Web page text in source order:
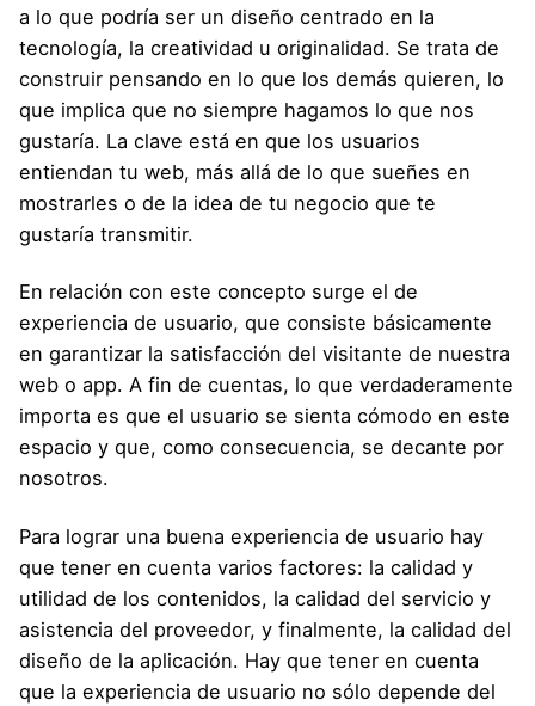
a lo que podría ser un diseño centrado en la
tecnología, la creatividad u originalidad. Se trata de
construir pensando en lo que los demás quieren, lo
que implica que no siempre hagamos lo que nos
gustaría. La clave está en que los usuarios
entiendan tu web, más allá de lo que sueñes en
mostrarles o de la idea de tu negocio que te
gustaría transmitir.
En relación con este concepto surge el de
experiencia de usuario, que consiste básicamente
en garantizar la satisfacción del visitante de nuestra
web o app. A fin de cuentas, lo que verdaderamente
importa es que el usuario se sienta cómodo en este
espacio y que, como consecuencia, se decante por
nosotros.
Para lograr una buena experiencia de usuario hay
que tener en cuenta varios factores: la calidad y
utilidad de los contenidos, la calidad del servicio y
asistencia del proveedor, y finalmente, la calidad del
diseño de la aplicación. Hay que tener en cuenta
que la experiencia de usuario no sólo depende del